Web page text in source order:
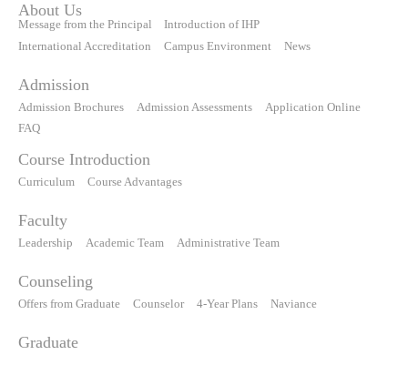
About Us
Message from the Principal
Introduction of IHP
International Accreditation
Campus Environment News
Admission
Admission Brochures Admission Assessments
Application Online
FAQ
Course Introduction
Curriculum Course Advantages
Faculty
Leadership Academic Team Administrative Team
Counseling
Offers from Graduate Counselor 4-Year Plans Naviance
Graduate